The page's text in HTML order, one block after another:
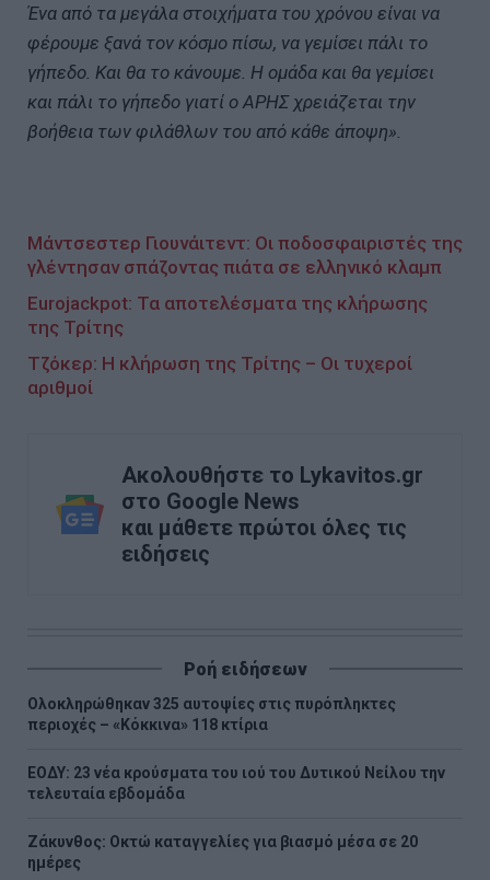
Ένα από τα μεγάλα στοιχήματα του χρόνου είναι να
φέρουμε ξανά τον κόσμο πίσω, να γεμίσει πάλι το
γήπεδο. Και θα το κάνουμε. Η ομάδα και θα γεμίσει
και πάλι το γήπεδο γιατί ο ΑΡΗΣ χρειάζεται την
βοήθεια των φιλάθλων του από κάθε άποψη».
Μάντσεστερ Γιουνάιτεντ: Οι ποδοσφαιριστές της
γλέντησαν σπάζοντας πιάτα σε ελληνικό κλαμπ
Eurojackpot: Τα αποτελέσματα της κλήρωσης
της Τρίτης
Τζόκερ: Η κλήρωση της Τρίτης – Οι τυχεροί
αριθμοί
Ακολουθήστε το Lykavitos.gr
στο Google News
και μάθετε πρώτοι όλες τις
ειδήσεις
Ροή ειδήσεων
Ολοκληρώθηκαν 325 αυτοψίες στις πυρόπληκτες
περιοχές – «Κόκκινα» 118 κτίρια
ΕΟΔΥ: 23 νέα κρούσματα του ιού του Δυτικού Νείλου την
τελευταία εβδομάδα
Ζάκυνθος: Οκτώ καταγγελίες για βιασμό μέσα σε 20
ημέρες